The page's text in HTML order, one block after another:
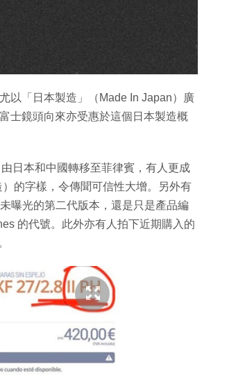
以「日本製造」（Made In Japan）廣
士鏡頭向來亦受惠於這個日本製造概
日本和中國轉移至菲律賓，有人更成
的字樣，令傳聞可信性大增。另外有
曝光的第二代版本，還是只是產品編
的代號。此外亦有人拍下近期購入的